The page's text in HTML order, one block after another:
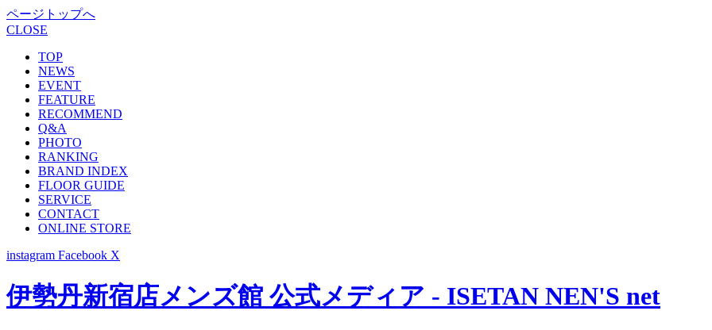
ページトップへ
CLOSE
TOP
NEWS
EVENT
FEATURE
RECOMMEND
Q&A
PHOTO
RANKING
BRAND INDEX
FLOOR GUIDE
SERVICE
CONTACT
ONLINE STORE
instagram Facebook X
伊勢丹新宿店メンズ館 公式メディア - ISETAN NEN'S net